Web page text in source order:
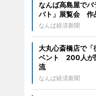
なんば高島屋でバ
バト」展覧会 作
なんば経済新聞
大丸心斎橋店で「
ベント 200人が
流
なんば経済新聞